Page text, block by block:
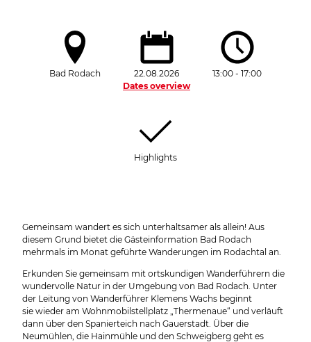
Bad Rodach
22.08.2026
Dates overview
13:00 - 17:00
Highlights
Gemeinsam wandert es sich unterhaltsamer als allein! Aus
diesem Grund bietet die Gästeinformation Bad Rodach
mehrmals im Monat geführte Wanderungen im Rodachtal an.
Erkunden Sie gemeinsam mit ortskundigen Wanderführern die
wundervolle Natur in der Umgebung von Bad Rodach. Unter
der Leitung von Wanderführer Klemens Wachs beginnt
sie wieder am Wohnmobilstellplatz „Thermenaue“ und verläuft
dann über den Spanierteich nach Gauerstadt. Über die
Neumühlen, die Hainmühle und den Schweigberg geht es